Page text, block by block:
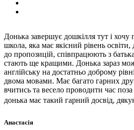
Донька завершує дошкілля тут і хочу
школа, яка має якісний рівень освіти,
до пропозицій, співпрацюють з
стають ще кращими. Донька зараз
англійську на достатньо доброму
двома мовами. Має багато гарних
вчитись та весело проводити час
донька має такий гарний досвід,
Анастасія